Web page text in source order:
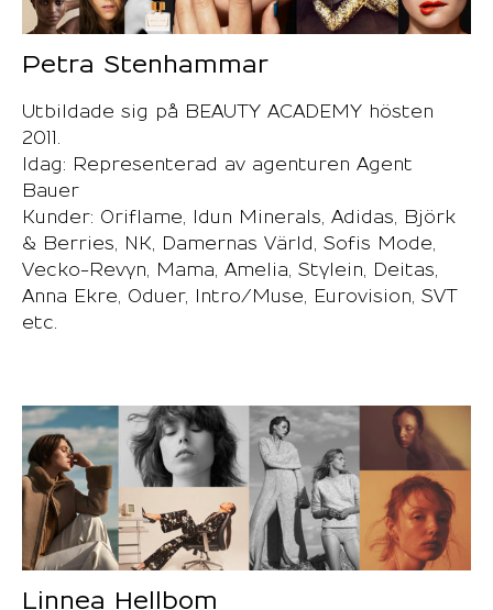
Petra Stenhammar
Utbildade sig på BEAUTY ACADEMY hösten
2011.
Idag: Representerad av agenturen Agent
Bauer
Kunder: Oriflame, Idun Minerals, Adidas, Björk
& Berries, NK, Damernas Värld, Sofis Mode,
Vecko-Revyn, Mama, Amelia, Stylein, Deitas,
Anna Ekre, Oduer, Intro/Muse, Eurovision, SVT
etc.
Linnea Hellbom